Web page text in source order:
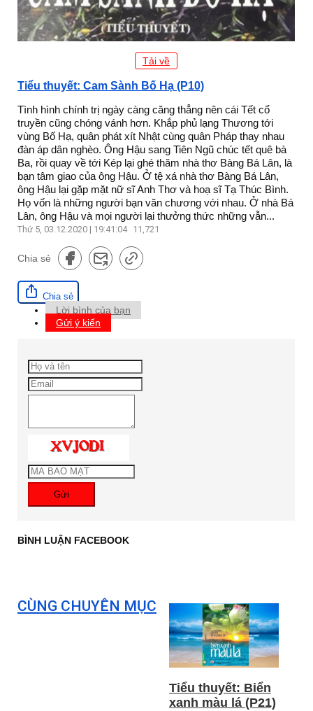
Tải về
Tiểu thuyết: Cam Sành Bố Hạ (P10)
Tình hình chính trị ngày càng căng thẳng nên cái Tết cổ
truyền cũng chóng vánh hơn. Khắp phủ lạng Thương tới
vùng Bố Hạ, quân phát xít Nhật cùng quân Pháp thay nhau
đàn áp dân nghèo. Ông Hậu sang Tiên Ngũ chúc tết quê bà
Ba, rồi quay về tới Kép lại ghé thăm nhà thơ Bàng Bá Lân, là
bạn tâm giao của ông Hậu. Ở tệ xá nhà thơ Bàng Bá Lân,
ông Hậu lại gặp mặt nữ sĩ Anh Thơ và hoạ sĩ Tạ Thúc Bình.
Họ vốn là những người bạn văn chương với nhau. Ở nhà Bá
Lân, ông Hậu và mọi người lại thưởng thức những vẫn...
Thứ 5, 03.12.2020 | 19:41:04 11,721
Chia sẻ
Chia sẻ
Lời bình của bạn
Gửi ý kiến
Gửi
BÌNH LUẬN FACEBOOK
CÙNG CHUYÊN MỤC
Tiểu thuyết: Biển
xanh màu lá (P21)